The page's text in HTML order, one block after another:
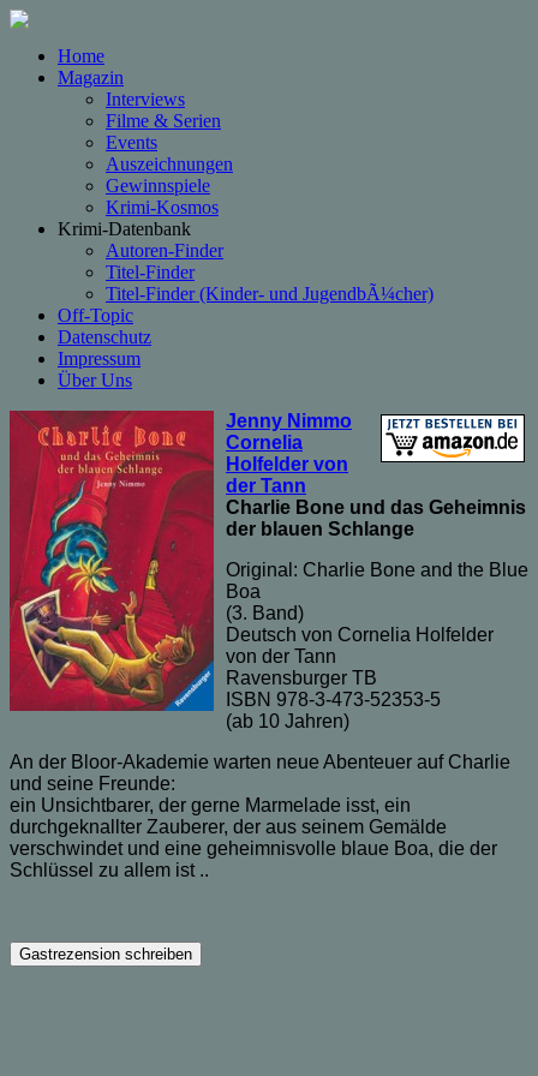
Home
Magazin
Interviews
Filme & Serien
Events
Auszeichnungen
Gewinnspiele
Krimi-Kosmos
Krimi-Datenbank
Autoren-Finder
Titel-Finder
Titel-Finder (Kinder- und JugendbÃ¼cher)
Off-Topic
Datenschutz
Impressum
Über Uns
Jenny Nimmo
Cornelia
Holfelder von
der Tann
Charlie Bone und das Geheimnis
der blauen Schlange
Original: Charlie Bone and the Blue
Boa
(3. Band)
Deutsch von Cornelia Holfelder
von der Tann
Ravensburger TB
ISBN 978-3-473-52353-5
(ab 10 Jahren)
An der Bloor-Akademie warten neue Abenteuer auf Charlie
und seine Freunde:
ein Unsichtbarer, der gerne Marmelade isst, ein
durchgeknallter Zauberer, der aus seinem Gemälde
verschwindet und eine geheimnisvolle blaue Boa, die der
Schlüssel zu allem ist ..